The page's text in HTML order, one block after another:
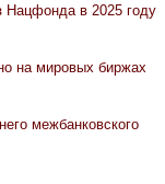
Нацфонда в 2025 году
на мировых биржах
межбанковского